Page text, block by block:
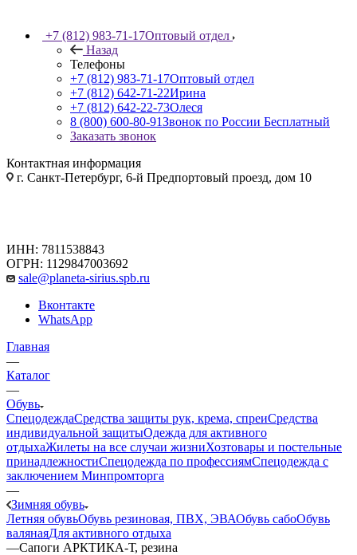
+7 (812) 983-71-17Оптовый отдел
Назад
Телефоны
+7 (812) 983-71-17Оптовый отдел
+7 (812) 642-71-22Ирина
+7 (812) 642-22-73Олеся
8 (800) 600-80-91Звонок по России Бесплатный
Заказать звонок
Контактная информация
г. Санкт-Петербург, 6-й Предпортовый проезд, дом 10
ИНН: 7811538843
ОГРН: 1129847003692
sale@planeta-sirius.spb.ru
Вконтакте
WhatsApp
Главная
—
Каталог
—
Обувь
СпецодеждаСредства защиты рук, крема, спреиСредства
индивидуальной защитыОдежда для активного
отдыхаЖилеты на все случаи жизниХозтовары и постельные
принадлежностиСпецодежда по профессиямСпецодежда с
заключением Минпромторга
—
Зимняя обувь
Летняя обувьОбувь резиновая, ПВХ, ЭВАОбувь сабоОбувь
валянаяДля активного отдыха
—Сапоги АРКТИКА-Т, резина